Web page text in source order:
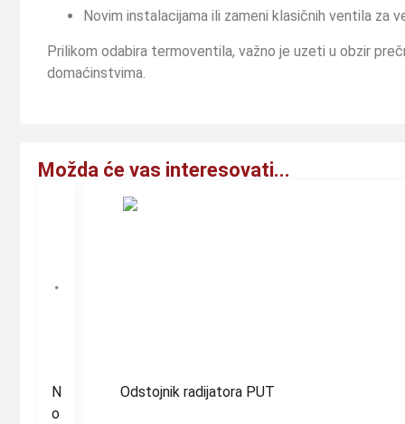
Novim instalacijama ili zameni klasičnih ventila za
Prilikom odabira termoventila, važno je uzeti u obzir
domaćinstvima.
Možda će vas interesovati...
N
o
Odstojnik radijatora PUT